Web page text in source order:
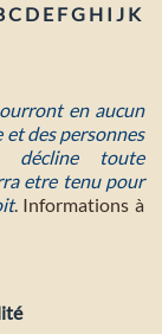
C D E FG H I J K
en aucun
et des personnes
décline toute
etre tenu pour
. Informations à